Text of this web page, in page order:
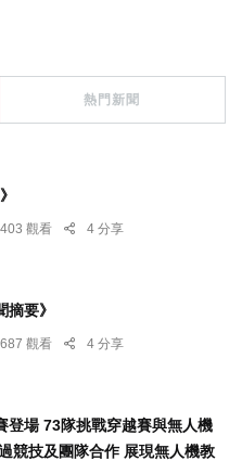
熱門新聞
觀看 4 分享
要》
觀看 4 分享
登場 73隊挑戰穿越賽與無人機
競技及團隊合作 展現無人機教